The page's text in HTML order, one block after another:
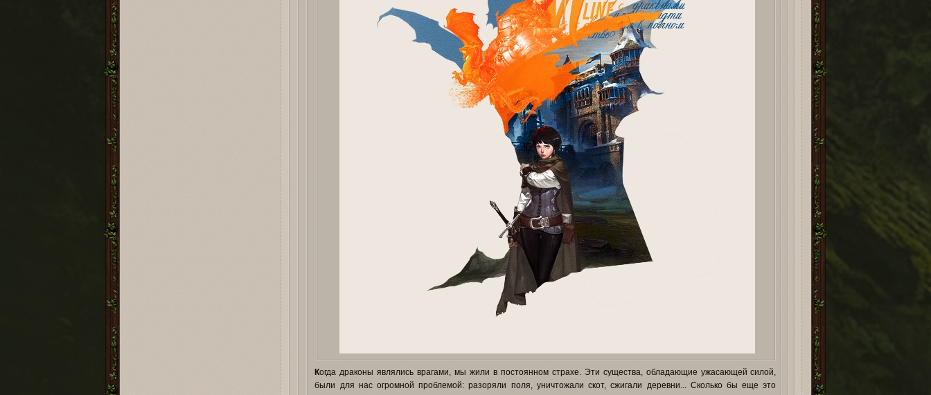
Когда драконы являлись врагами, мы жили в постоянном страхе. Эти существа, обладающие ужасающей силой,
были для нас огромной проблемой: разоряли поля, уничтожали скот, сжигали деревни... Сколько бы еще это